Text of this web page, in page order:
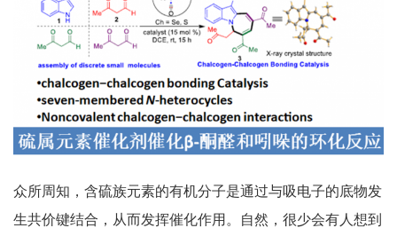
众所周知，含硫族元素的有机分子是通过与吸电子的底物发
生共价键结合，从而发挥催化作用。自然，很少会有人想到